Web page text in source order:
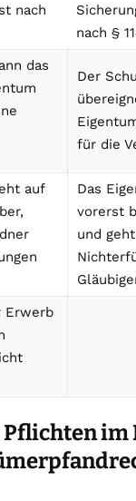
nach
nach §
das
Der
für die
auf
Das
vorerst
und
Erwerb
Pflichten im